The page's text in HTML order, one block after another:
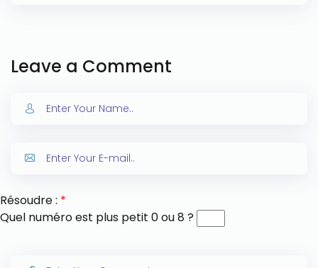
Leave a Comment
Résoudre : *
Quel numéro est plus petit 0 ou 8 ?